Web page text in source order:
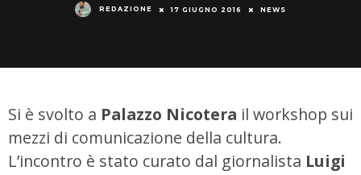
REDAZIONE 17 GIUGNO 2016 NEWS
Si è svolto a Palazzo Nicotera il workshop sui
mezzi di comunicazione della cultura.
L’incontro è stato curato dal giornalista Luigi